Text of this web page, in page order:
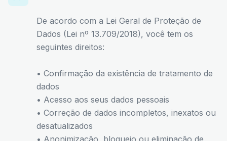
De acordo com a Lei Geral de Proteção de
Dados (Lei nº 13.709/2018), você tem os
seguintes direitos:
• Confirmação da existência de tratamento de
dados
• Acesso aos seus dados pessoais
• Correção de dados incompletos, inexatos ou
desatualizados
• Anonimização, bloqueio ou eliminação de